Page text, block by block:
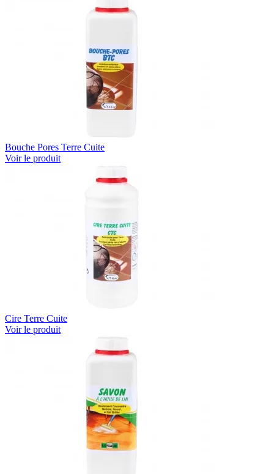
Bouche Pores Terre Cuite
Voir le produit
Cire Terre Cuite
Voir le produit